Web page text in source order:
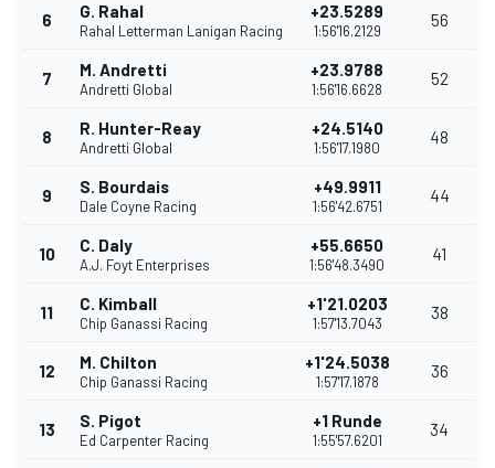
6 G. Rahal
Rahal Letterman Lanigan Racing
+23.5289
1:56'16.2129
56
7 M. Andretti
Andretti Global
+23.9788
1:56'16.6628
52
8 R. Hunter-Reay
Andretti Global
+24.5140
1:56'17.1980
48
9 S. Bourdais
Dale Coyne Racing
+49.9911
1:56'42.6751
44
10 C. Daly
A.J. Foyt Enterprises
+55.6650
1:56'48.3490
41
11 C. Kimball
Chip Ganassi Racing
+1'21.0203
1:57'13.7043
38
12 M. Chilton
Chip Ganassi Racing
+1'24.5038
1:57'17.1878
36
13 S. Pigot
Ed Carpenter Racing
+1 Runde
1:55'57.6201
34